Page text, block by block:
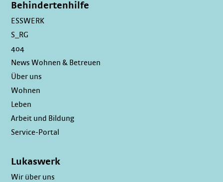
Behindertenhilfe
ESSWERK
S_RG
404
News Wohnen & Betreuen
Über uns
Wohnen
Leben
Arbeit und Bildung
Service-Portal
Lukaswerk
Wir über uns